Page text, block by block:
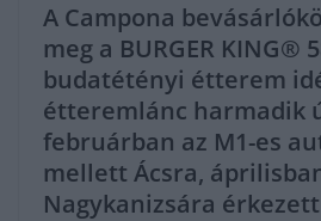
A Campona
meg a BURGER KING®
budatétényi étterem
étteremlánc harmadik
februárban az M1-es
mellett Ácsra,
Nagykanizsára